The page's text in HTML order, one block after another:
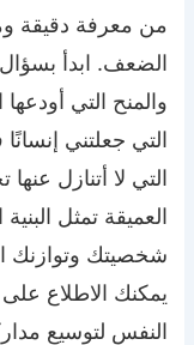
من معرفة دقيقة
الضعف. ابدأ
والمنح التي
التي جعلتني
التي لا أتنازل
العميقة تمثل
شخصيتك وتوازنك
يمكنك الاطلاع على
النفس لتوسيع